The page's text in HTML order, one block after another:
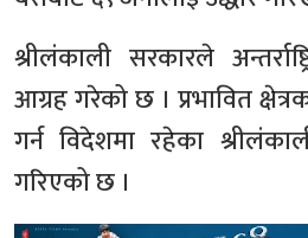
श्रीलंकाली सरकारले
आग्रह गरेको छ । प्रभावित
गर्न विदेशमा रहेका
गरिएको छ ।